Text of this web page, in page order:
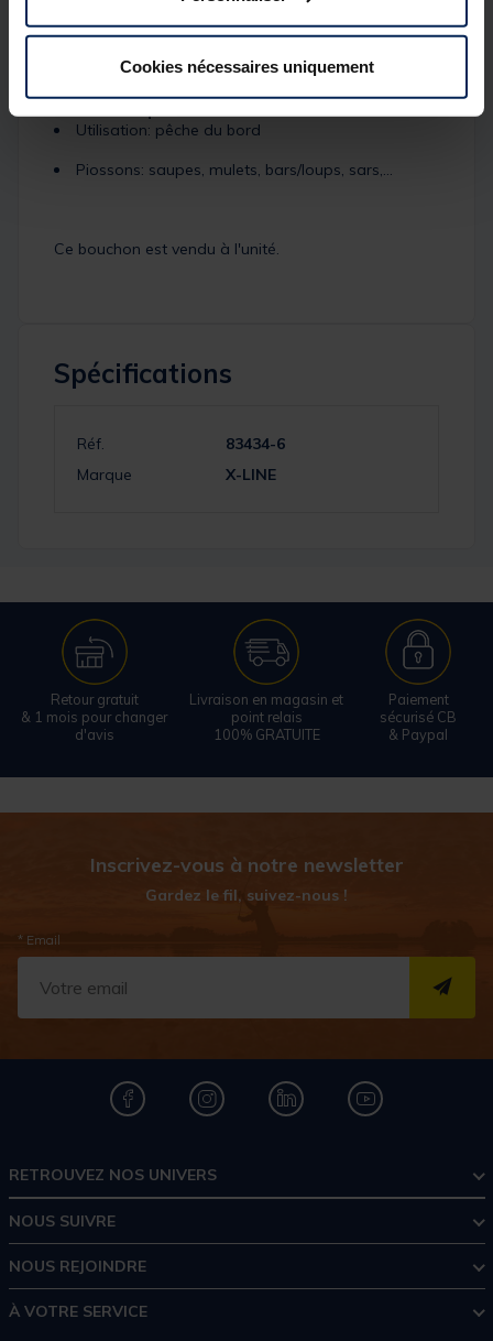
Cookies nécessaires uniquement
d'emmélage au lancer.
Antenne bien visible.
Utilisation: pêche du bord
Piossons: saupes, mulets, bars/loups, sars,...
Ce bouchon est vendu à l'unité.
Spécifications
Réf.
83434-6
Marque
X-LINE
Retour gratuit
& 1 mois pour changer
d'avis
Livraison en magasin et
point relais
100% GRATUITE
Paiement
sécurisé CB
& Paypal
Inscrivez-vous à notre newsletter
Gardez le fil, suivez-nous !
* Email
RETROUVEZ NOS UNIVERS
NOUS SUIVRE
NOUS REJOINDRE
À VOTRE SERVICE